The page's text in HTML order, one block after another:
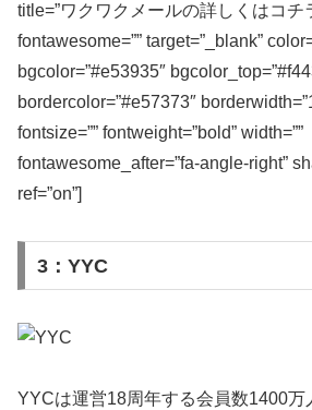
title=”ワクワクメールの詳しくはコチ
fontawesome=”” target=”_blank”
bgcolor=”#e53935″
bordercolor=”#e57373″
fontsize=”” fontweight=”bold” width=””
fontawesome_after=”fa-angle-right”
ref=”on”]
3：YYC
YYCは運営18周年する会員数1400万